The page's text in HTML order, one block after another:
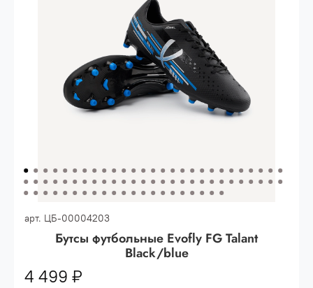
80.000 рублей
- сумма всех заказов за 6 месяцев
200.000 рублей.
(38%) - сумма всех заказов за 6 месяцев -
400.000 рублей.
арт. ЦБ-00004203
Бутсы футбольные Evofly FG Talant
Black/blue
4 499 ₽